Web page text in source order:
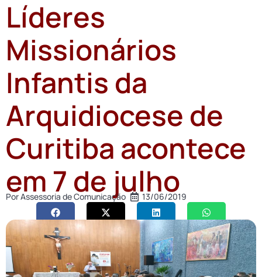
Líderes
Missionários
Infantis da
Arquidiocese de
Curitiba acontece
em 7 de julho
PorAssessoria de Comunicação 13/06/2019